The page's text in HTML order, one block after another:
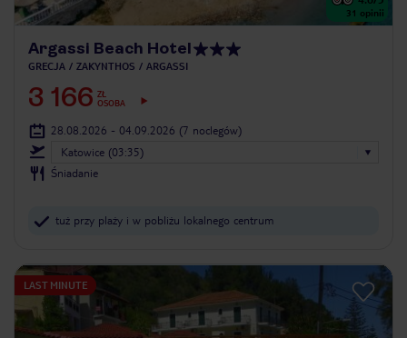
31 opinii
Argassi Beach Hotel
GRECJA ZAKYNTHOS ARGASSI
3 166 ZŁ
OSOBA
28.08.2026 - 04.09.2026 (7 noclegów)
Katowice (03:35)
Śniadanie
tuż przy plaży i w pobliżu lokalnego centrum
LAST MINUTE